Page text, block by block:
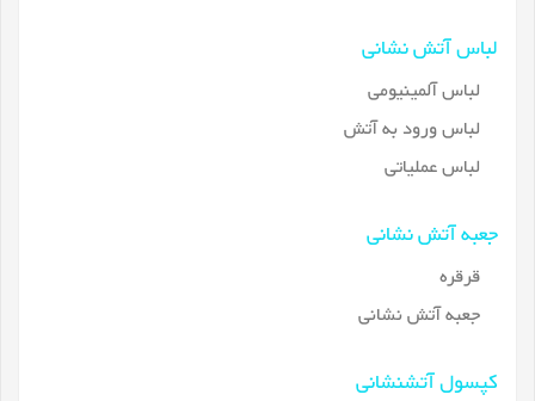
لباس آتش نشانی
لباس آلمینیومی
لباس ورود به آتش
لباس عملیاتی
جعبه آتش نشانی
قرقره
جعبه آتش نشانی
کپسول آتشنشانی